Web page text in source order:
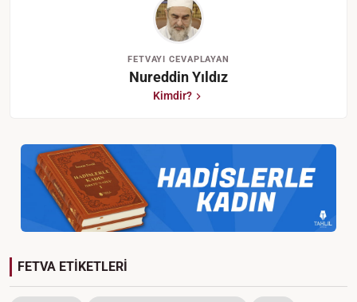
FETVAYI CEVAPLAYAN
Nureddin Yıldız
Kimdir?
FETVA ETİKETLERİ